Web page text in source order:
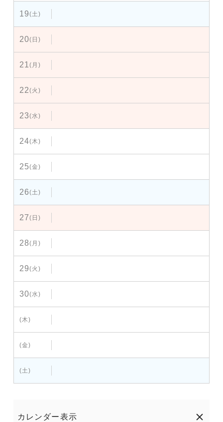
19(土)
20(日)
21(月)
22(火)
23(水)
24(木)
25(金)
26(土)
27(日)
28(月)
29(火)
30(水)
(木)
(金)
(土)
カレンダー表示